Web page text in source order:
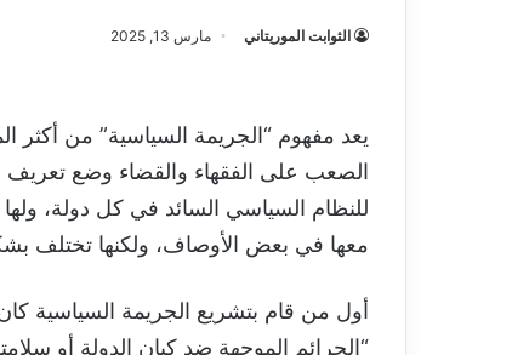
الثوابت الموريتاني مارس 13, 2025
يعد مفهوم “الجريمة السياسية” من أكثر
الصعب على الفقهاء والقضاء وضع تعريف
للنظام السياسي السائد في كل دولة،
معها في بعض الأوصاف، ولكنها تختلف
أول من قام بتشريع الجريمة السياسية كان
“الجرائم الموجهة ضد كيان الدولة أو